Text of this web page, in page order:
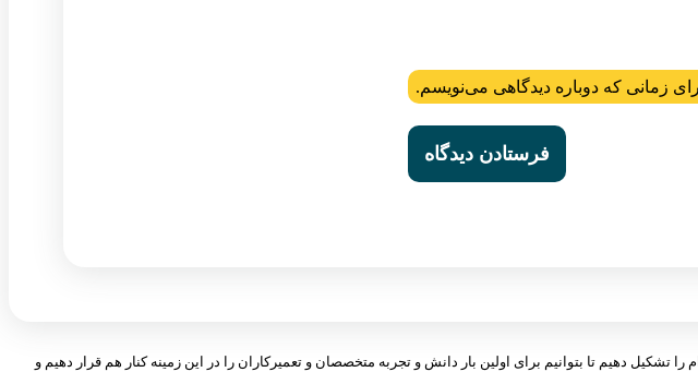
زمانی که دوباره دیدگاهی می‌نویسم.
دهیم تا بتوانیم برای اولین بار دانش و تجربه متخصصان و تعمیرکاران را در این زمینه کنار هم قرار دهیم و